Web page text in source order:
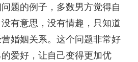
题的例子，多数男方觉得自
有意思，没有情趣，只知道
婚姻关系。这个问题非常好
爱好，让自己变得更加优